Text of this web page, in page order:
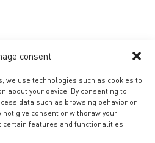
consent
we use technologies such as cookies to
about your device. By consenting to
data such as browsing behavior or
not give consent or withdraw your
certain features and functionalities.